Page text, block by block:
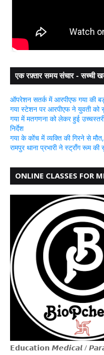
एक रफ़्तार समय संचार - सच्ची
ऑपरेशन सतर्क में आरपीएफ गया की
गया स्टेशन पर आरपीएफ ने युवती को
गया में मतगणना को लेकर हुई
निर्देश
गया के कोंच में व्यक्ति की गिरने से
रामपुर थाना प्रभारी ने स्ट्रॉंग रूम की
ONLINE CLASSES FOR
𝗘𝗱𝘂𝗰𝗮𝘁𝗶𝗼𝗻 𝙈𝙚𝙙𝙞𝙘𝙖𝙡 /